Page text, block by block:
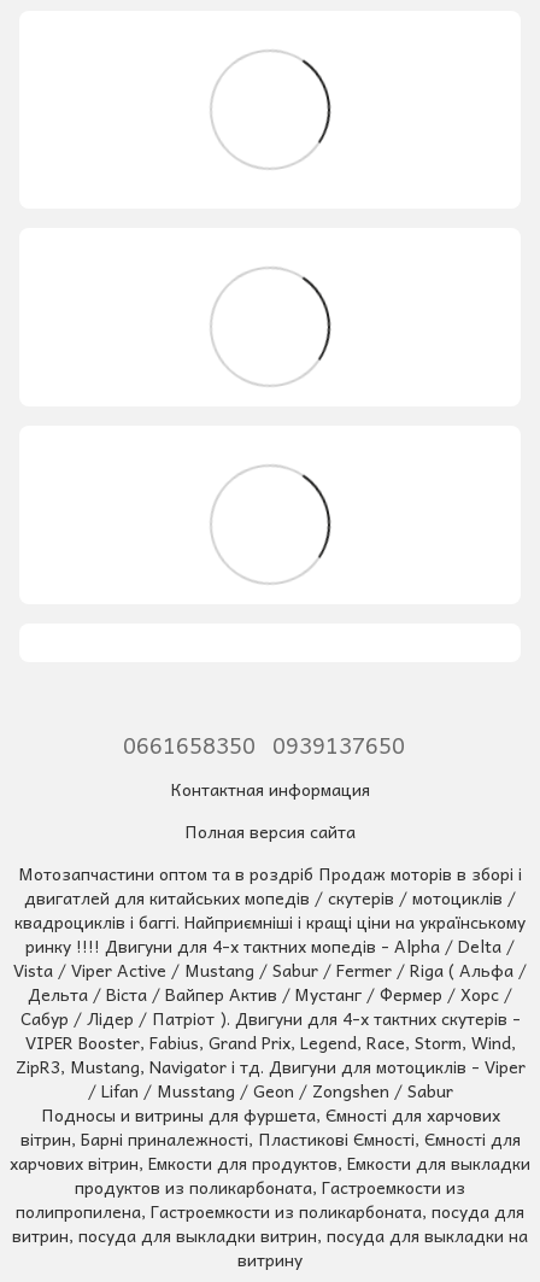
0661658350 0939137650
Контактная информация
Полная версия сайта
Мотозапчастини оптом та в роздріб Продаж моторів в зборі і
двигатлей для китайських мопедів / скутерів / мотоциклів /
квадроциклів і баггі. Найприємніші і кращі ціни на українському
ринку !!!! Двигуни для 4-х тактних мопедів - Alpha / Delta /
Vista / Viper Active / Mustang / Sabur / Fermer / Riga ( Альфа /
Дельта / Віста / Вайпер Актив / Мустанг / Фермер / Хорс /
Сабур / Лідер / Патріот ). Двигуни для 4-х тактних скутерів -
VIPER Booster, Fabius, Grand Prix, Legend, Race, Storm, Wind,
ZipR3, Mustang, Navigator і тд. Двигуни для мотоциклів - Viper
/ Lifan / Musstang / Geon / Zongshen / Sabur
Подносы и витрины для фуршета, Ємності для харчових
вітрин, Барні приналежності, Пластикові Ємності, Ємності для
харчових вітрин, Емкости для продуктов, Емкости для выкладки
продуктов из поликарбоната, Гастроемкости из
полипропилена, Гастроемкости из поликарбоната, посуда для
витрин, посуда для выкладки витрин, посуда для выкладки на
витрину